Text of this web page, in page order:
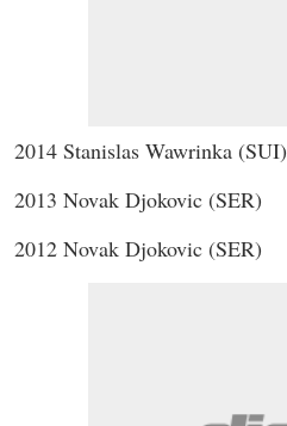
2014 Stanislas Wawrinka (SUI)
2013 Novak Djokovic (SER)
2012 Novak Djokovic (SER)